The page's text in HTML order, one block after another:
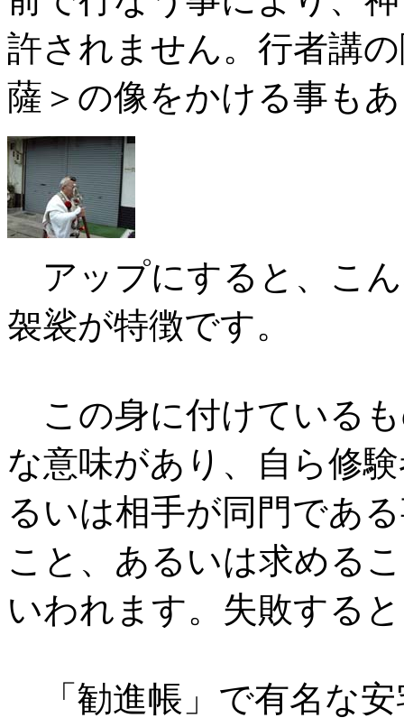
許されません。行者講
薩＞の像をかける事も
アップにすると、こ
袈裟が特徴です。
この身に付けている
な意味があり、自ら修
るいは相手が同門であ
こと、あるいは求める
いわれます。失敗する
「勧進帳」で有名な